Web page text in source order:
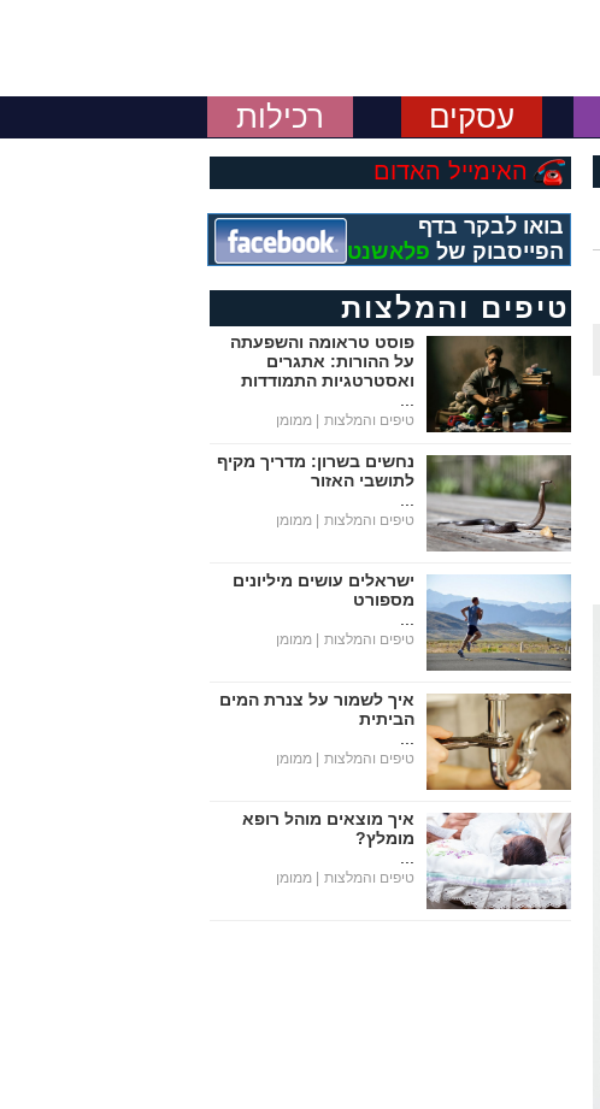
עסקים רכילות
האימייל האדום
בואו לבקר בדף
הפייסבוק של פלאשנט
טיפים והמלצות
פוסט טראומה והשפעתה
על ההורות: אתגרים
ואסטרטגיות התמודדות
טיפים והמלצות | ממומן
נחשים בשרון: מדריך מקיף
לתושבי האזור
טיפים והמלצות | ממומן
ישראלים עושים מיליונים
מספורט
טיפים והמלצות | ממומן
איך לשמור על צנרת המים
הביתית
טיפים והמלצות | ממומן
איך מוצאים מוהל רופא
מומלץ?
טיפים והמלצות | ממומן